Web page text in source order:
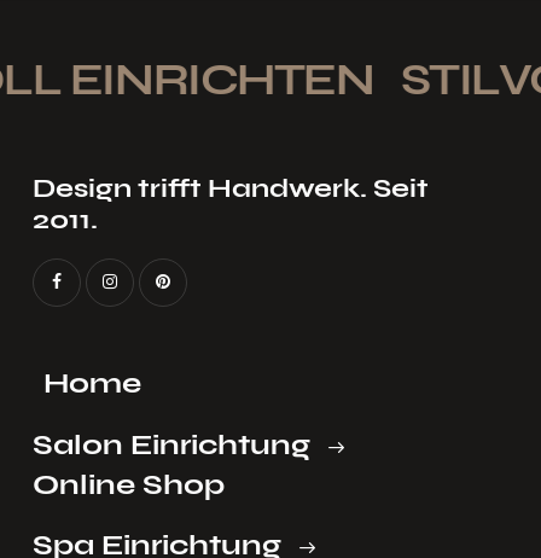
EINRICHTEN
Design trifft Handwerk. Seit
2011.
Home
Salon Einrichtung
Online Shop
Spa Einrichtung